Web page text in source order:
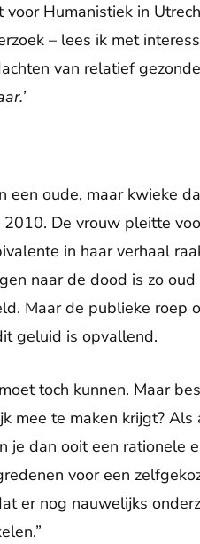
Humanistiek in
– lees ik met
van relatief
een oude, maar kwieke
De vrouw pleitte
in haar verhaal
naar de dood is zo
Maar de publieke roep
geluid is opvallend.
toch kunnen. Maar
mee te maken krijgt?
je dan ooit een rationele
voor een
er nog nauwelijks